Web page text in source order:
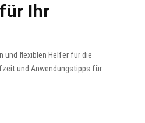
Ihr
und flexiblen Helfer für die
und Anwendungstipps für